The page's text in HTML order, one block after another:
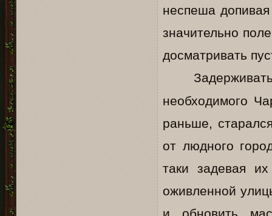
неспеша
значительно
досматривать
необходимого
раньше,
от людного
таки задевая
оживленной